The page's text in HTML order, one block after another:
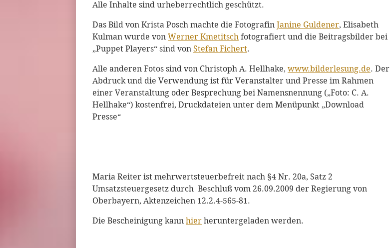
Alle Inhalte sind urheberrechtlich geschützt.
Das Bild von Krista Posch machte die Fotografin Janine Guldener, Elisabeth
Kulman wurde von Werner Kmetitsch fotografiert und die Beitragsbilder bei
„Puppet Players“ sind von Stefan Fichert.
Alle anderen Fotos sind von Christoph A. Hellhake, www.bilderlesung.de. Der
Abdruck und die Verwendung ist für Veranstalter und Presse im Rahmen
einer Veranstaltung oder Besprechung bei Namensnennung („Foto: C. A.
Hellhake“) kostenfrei, Druckdateien unter dem Menüpunkt „Download
Presse“
Maria Reiter ist mehrwertsteuerbefreit nach §4 Nr. 20a, Satz 2
Umsatzsteuergesetz durch Beschluß vom 26.09.2009 der Regierung von
Oberbayern, Aktenzeichen 12.2.4-565-81.
Die Bescheinigung kann hier heruntergeladen werden.